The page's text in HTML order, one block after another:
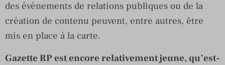
des événements de relations publiques ou de la
création de contenu peuvent, entre autres, être
mis en place à la carte.
Gazette RP est encore relativement jeune, qu’est-